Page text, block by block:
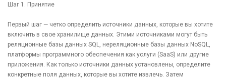
Шаг 1. Принятие
Первый шаг — четко определить источники данных, которые вы хотите
включить в свое хранилище данных. Этими источниками могут быть
реляционные базы данных SQL, нереляционные базы данных NoSQL,
платформы программного обеспечения как услуги (SaaS) или другие
приложения. Как только источники данных установлены, определите
конкретные поля данных, которые вы хотите извлечь. Затем